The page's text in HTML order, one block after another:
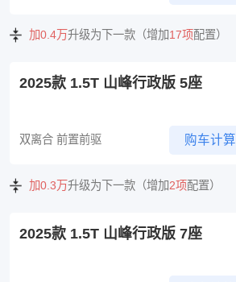
加0.4万升级为下一款（增加17项配置）
2025款 1.5T 山峰行政版 5座
双离合 前置前驱 购车计算
加0.3万升级为下一款（增加2项配置）
2025款 1.5T 山峰行政版 7座